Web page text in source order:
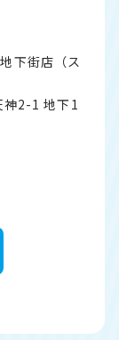
下街店（ス
神2-1 地下1